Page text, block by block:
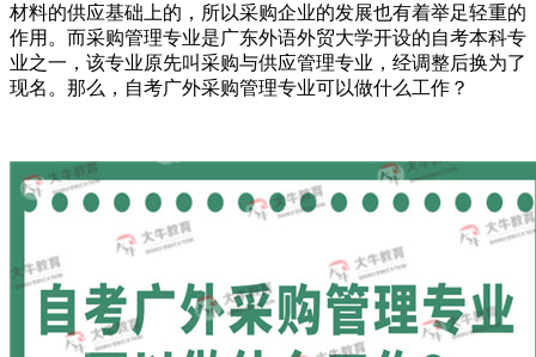
材料的供应基础上的，所以采购企业的发展也有着举足轻重的
作用。而采购管理专业是广东外语外贸大学开设的自考本科专
业之一，该专业原先叫采购与供应管理专业，经调整后换为了
现名。那么，自考广外采购管理专业可以做什么工作？